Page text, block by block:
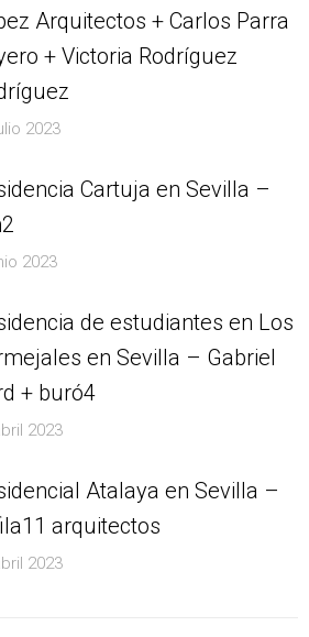
Arquitectos + Carlos Parra
+ Victoria Rodríguez
2023
Cartuja en Sevilla –
2023
de estudiantes en Los
en Sevilla – Gabriel
+ buró4
2023
Atalaya en Sevilla –
arquitectos
2023